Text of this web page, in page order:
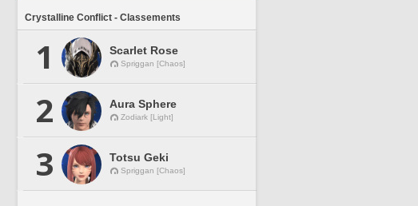
Crystalline Conflict - Classements
1 Scarlet Rose
Spriggan [Chaos]
2 Aura Sphere
Zodiark [Light]
3 Totsu Geki
Spriggan [Chaos]